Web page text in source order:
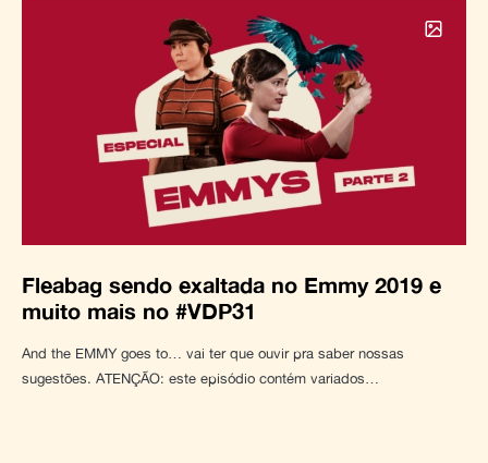
Fleabag sendo exaltada no Emmy 2019 e
muito mais no #VDP31
And the EMMY goes to… vai ter que ouvir pra saber nossas
sugestões. ATENÇÃO: este episódio contém variados…